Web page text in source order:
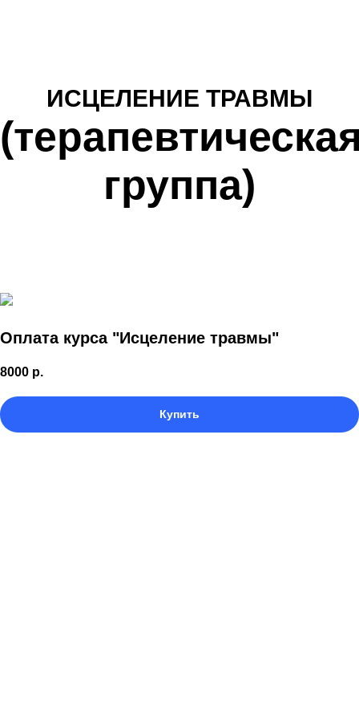
ИСЦЕЛЕНИЕ ТРАВМЫ
группа)
Оплата курса "Исцеление травмы"
8000 р.
Купить